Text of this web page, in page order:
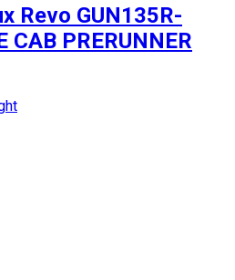
Revo GUN135R-
CAB PRERUNNER